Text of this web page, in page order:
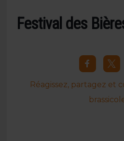
Festival des
Réagissez, partagez et